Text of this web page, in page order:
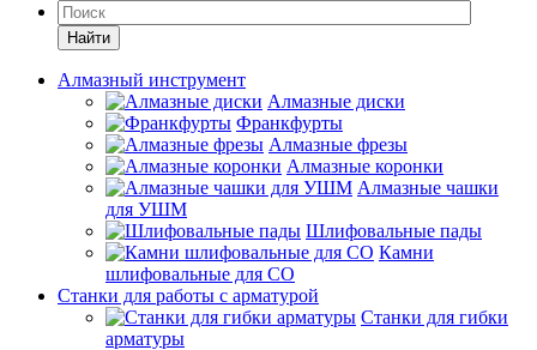
Найти
Алмазный инструмент
Алмазные диски
Франкфурты
Алмазные фрезы
Алмазные коронки
Алмазные чашки
для УШМ
Шлифовальные пады
Камни
шлифовальные для СО
Станки для работы с арматурой
Станки для гибки
арматуры